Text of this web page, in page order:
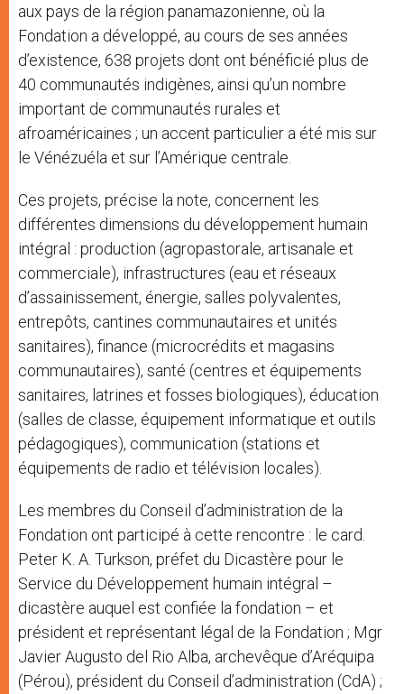
aux pays de la région panamazonienne, où la
Fondation a développé, au cours de ses années
d’existence, 638 projets dont ont bénéficié plus de
40 communautés indigènes, ainsi qu’un nombre
important de communautés rurales et
afroaméricaines ; un accent particulier a été mis sur
le Vénézuéla et sur l’Amérique centrale.
Ces projets, précise la note, concernent les
différentes dimensions du développement humain
intégral : production (agropastorale, artisanale et
commerciale), infrastructures (eau et réseaux
d’assainissement, énergie, salles polyvalentes,
entrepôts, cantines communautaires et unités
sanitaires), finance (microcrédits et magasins
communautaires), santé (centres et équipements
sanitaires, latrines et fosses biologiques), éducation
(salles de classe, équipement informatique et outils
pédagogiques), communication (stations et
équipements de radio et télévision locales).
Les membres du Conseil d’administration de la
Fondation ont participé à cette rencontre : le card.
Peter K. A. Turkson, préfet du Dicastère pour le
Service du Développement humain intégral –
dicastère auquel est confiée la fondation – et
président et représentant légal de la Fondation ; Mgr
Javier Augusto del Rio Alba, archevêque d’Aréquipa
(Pérou), président du Conseil d’administration (CdA) ;